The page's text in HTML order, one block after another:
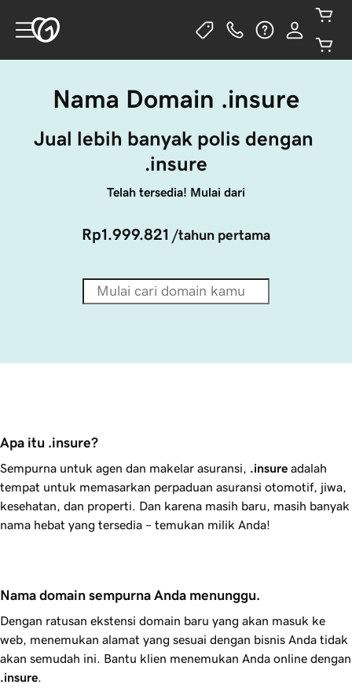
Nama Domain .insure
Jual lebih banyak polis dengan
.insure
Telah tersedia! Mulai dari
Rp1.999.821 /tahun pertama
Apa itu .insure?
Sempurna untuk agen dan makelar asuransi, .insure adalah
tempat untuk memasarkan perpaduan asuransi otomotif, jiwa,
kesehatan, dan properti. Dan karena masih baru, masih banyak
nama hebat yang tersedia – temukan milik Anda!
Nama domain sempurna Anda menunggu.
Dengan ratusan ekstensi domain baru yang akan masuk ke
web, menemukan alamat yang sesuai dengan bisnis Anda tidak
akan semudah ini. Bantu klien menemukan Anda online dengan
.insure